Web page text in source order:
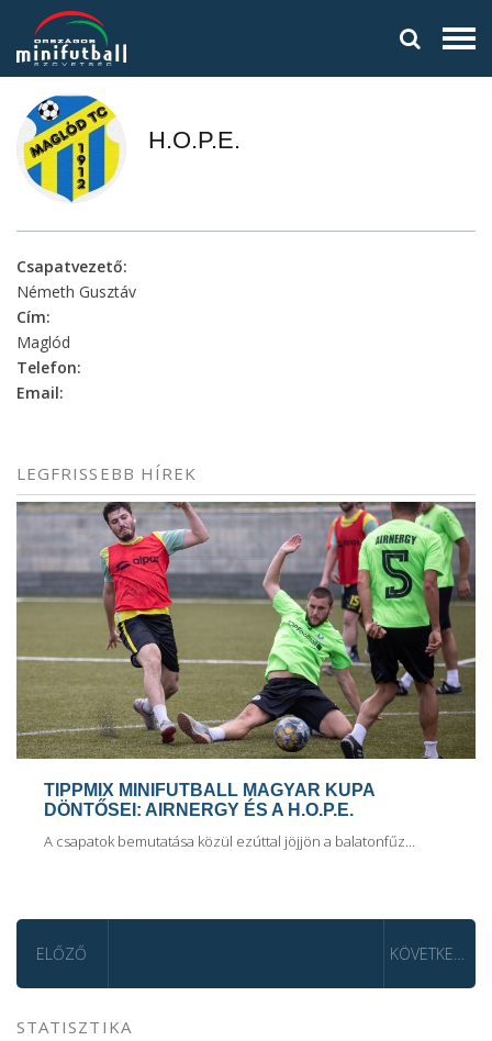
H.O.P.E.
Csapatvezető:
Németh Gusztáv
Cím:
Maglód
Telefon:
Email:
LEGFRISSEBB HÍREK
TIPPMIX MINIFUTBALL MAGYAR KUPA
DÖNTŐSEI: AIRNERGY ÉS A H.O.P.E.
A csapatok bemutatása közül ezúttal jöjjön a balatonfűz...
ELŐZŐ KÖVETKEZŐ
STATISZTIKA